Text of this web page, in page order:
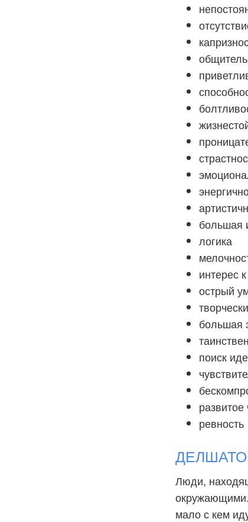
большая
логика
интерес
острый
большая
поиск
ревность
Люди,
мало с кем